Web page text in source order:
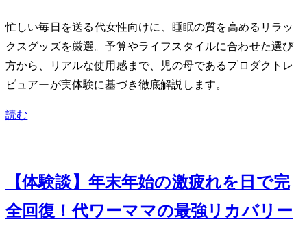
忙しい毎日を送る40代女性向けに、睡眠の質を高めるリラッ
クスグッズを厳選。予算やライフスタイルに合わせた選び
方から、リアルな使用感まで、2児の母であるプロダクトレ
ビュアーが実体験に基づき徹底解説します。
読む
【体験談】年末年始の激疲れを3日で完
全回復！40代ワーママの最強リカバリー